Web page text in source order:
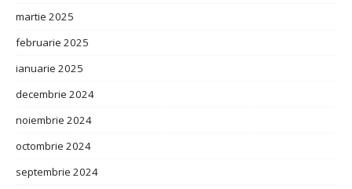
martie 2025
februarie 2025
ianuarie 2025
decembrie 2024
noiembrie 2024
octombrie 2024
septembrie 2024